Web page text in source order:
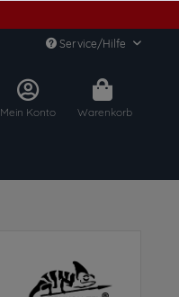
Service/Hilfe
Mein Konto Warenkorb